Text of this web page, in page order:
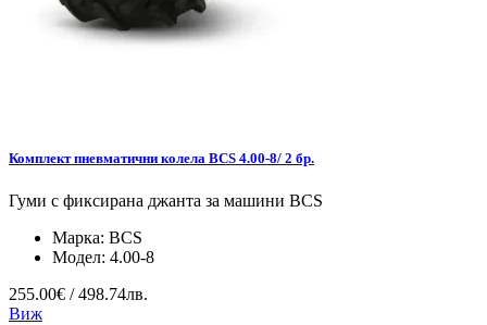
Комплект пневматични колела BCS 4.00-8/ 2 бр.
Гуми с фиксирана джанта за машини BCS
Марка: BCS
Модел: 4.00-8
255.00€ / 498.74лв.
Виж